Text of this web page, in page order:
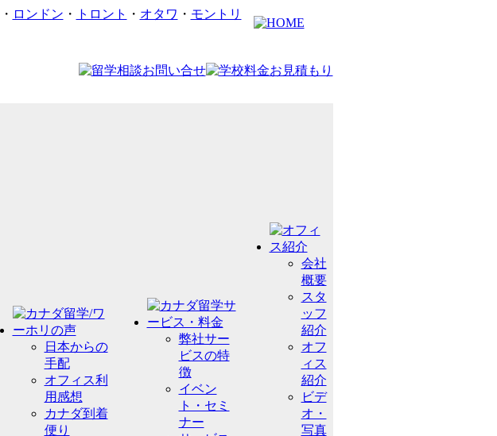
・ ロンドン ・ トロント ・ オタワ ・ モントリ
日本からの
手配
オフィス利
用感想
カナダ到着
便り
弊社サー
ビスの特
徴
イベン
ト・セミ
ナー
会社
概要
スタ
ッフ
紹介
オフ
ィス
紹介
ビデ
オ・
写真